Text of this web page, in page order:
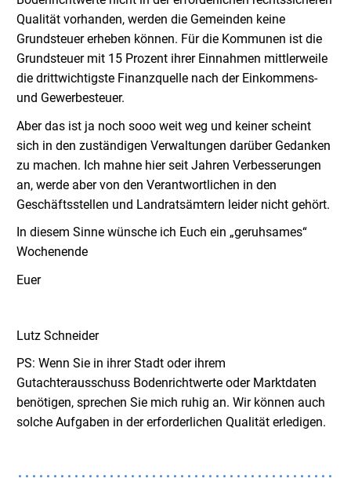
Qualität vorhanden, werden die Gemeinden keine
Grundsteuer erheben können. Für die Kommunen ist die
Grundsteuer mit 15 Prozent ihrer Einnahmen mittlerweile
die drittwichtigste Finanzquelle nach der Einkommens-
und Gewerbesteuer.
Aber das ist ja noch sooo weit weg und keiner scheint
sich in den zuständigen Verwaltungen darüber Gedanken
zu machen. Ich mahne hier seit Jahren Verbesserungen
an, werde aber von den Verantwortlichen in den
Geschäftsstellen und Landratsämtern leider nicht gehört.
In diesem Sinne wünsche ich Euch ein „geruhsames“
Wochenende
Euer
Lutz Schneider
PS: Wenn Sie in ihrer Stadt oder ihrem
Gutachterausschuss Bodenrichtwerte oder Marktdaten
benötigen, sprechen Sie mich ruhig an. Wir können auch
solche Aufgaben in der erforderlichen Qualität erledigen.